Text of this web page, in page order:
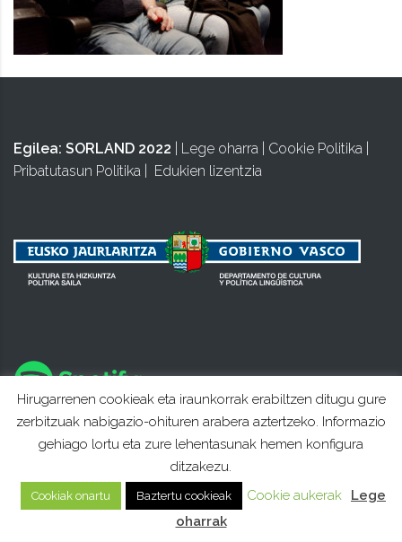
Egilea: SORLAND 2022 Lege oharra Cookie Politika
Pribatutasun Politika
Edukien lizentzia
Hirugarrenen cookieak eta iraunkorrak erabiltzen ditugu gure
zerbitzuak nabigazio-ohituren arabera aztertzeko. Informazio
gehiago lortu eta zure lehentasunak hemen konfigura
ditzakezu.
Cookiak onartu Baztertu cookieak Cookie aukerak
Lege
oharrak